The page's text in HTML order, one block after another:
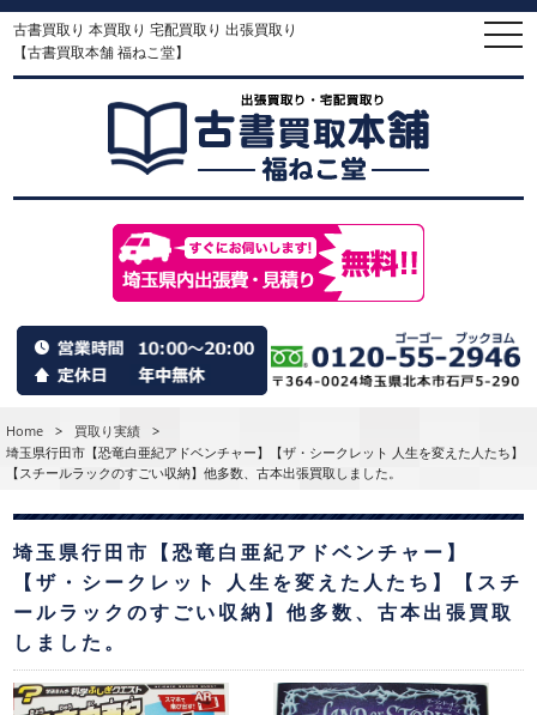
古書買取り 本買取り 宅配買取り 出張買取り
【古書買取本舗 福ねこ堂】
Home > 買取り実績
>
埼玉県行田市【恐竜白亜紀アドベンチャー】【ザ・シークレット 人生を変えた人たち】
【スチールラックのすごい収納】他多数、古本出張買取しました。
埼玉県行田市【恐竜白亜紀アドベンチャー】
【ザ・シークレット 人生を変えた人たち】【スチ
ールラックのすごい収納】他多数、古本出張買取
しました。